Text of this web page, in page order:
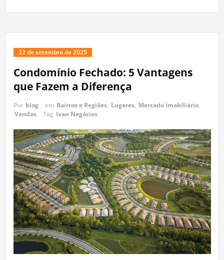
22 de setembro de 2025
Condomínio Fechado: 5 Vantagens
que Fazem a Diferença
Por blog em Bairros e Regiões, Lugares, Mercado Imobiliário,
Vendas
Tag Ivan Negócios